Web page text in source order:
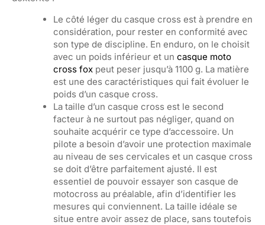
Le côté léger du casque cross est à prendre en
considération, pour rester en conformité avec
son type de discipline. En enduro, on le choisit
avec un poids inférieur et un casque moto
cross fox peut peser jusqu’à 1100 g. La matière
est une des caractéristiques qui fait évoluer le
poids d’un casque cross.
La taille d’un casque cross est le second
facteur à ne surtout pas négliger, quand on
souhaite acquérir ce type d’accessoire. Un
pilote a besoin d’avoir une protection maximale
au niveau de ses cervicales et un casque cross
se doit d’être parfaitement ajusté. Il est
essentiel de pouvoir essayer son casque de
motocross au préalable, afin d’identifier les
mesures qui conviennent. La taille idéale se
situe entre avoir assez de place, sans toutefois